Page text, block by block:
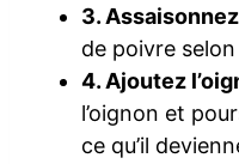
3.
de poivre
4. Ajoutez
l’oignon et
ce qu’il